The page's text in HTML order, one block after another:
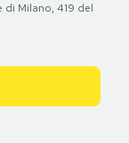
di Milano, 419 del